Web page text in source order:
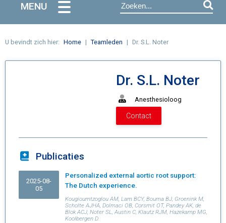
MENU
U bevindt zich hier: Home Teamleden Dr. S.L. Noter
Dr. S.L. Noter
Anesthesioloog
LUMC
Contact
Publicaties
2025-08-
05
Personalized external aortic root support:
The Dutch experience.
Kougioumtzoglou AM, Lam BCY, Bouma BJ, Groenink M,
Scholte AJHA, Dolmaci OB, Corsmit OT, Pandey AK, de
Blok ACJ, Noter SL, Austin C, Klautz RJM, Hazekamp MG,
Koolbergen D.